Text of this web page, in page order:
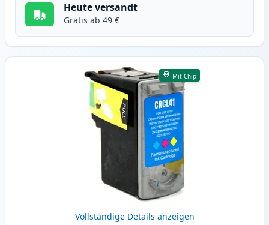
Heute versandt
Gratis ab 49 €
Mit Chip
Vollständige Details anzeigen